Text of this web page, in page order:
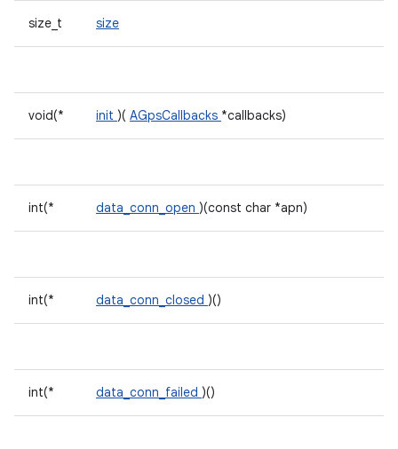
size_t size
void(* init )( AGpsCallbacks *callbacks)
int(* data_conn_open )(const char *apn)
int(* data_conn_closed )()
int(* data_conn_failed )()